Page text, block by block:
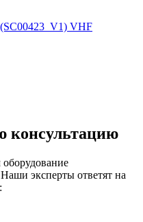
VHF
консультацию
эксперты ответят на